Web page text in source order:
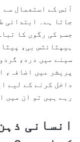
آئس کے استعمال سے
جاتا ہے۔ ابتدائی
جسم کی رگوں کا
ہیپٹائٹس بی،
سینے میں درد،
پریشر میں اضافہ،
داخل کرنے کے لیے
رہے ہیں تو ان میں
انسانی